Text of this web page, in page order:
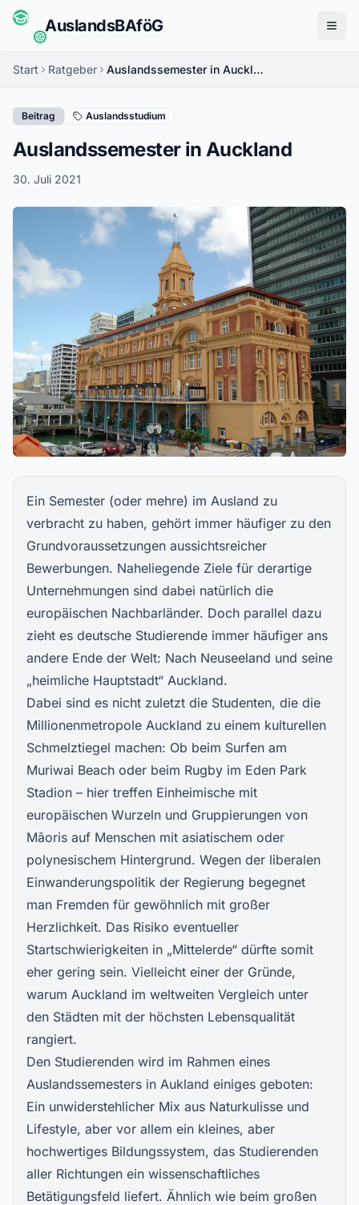
AuslandsBAföG
Start Ratgeber Auslandssemester in Auckland
Beitrag Auslandsstudium
Auslandssemester in Auckland
30. Juli 2021
Ein Semester (oder mehre) im Ausland zu
verbracht zu haben, gehört immer häufiger zu den
Grundvoraussetzungen aussichtsreicher
Bewerbungen. Naheliegende Ziele für derartige
Unternehmungen sind dabei natürlich die
europäischen Nachbarländer. Doch parallel dazu
zieht es deutsche Studierende immer häufiger ans
andere Ende der Welt: Nach Neuseeland und seine
„heimliche Hauptstadt“ Auckland.
Dabei sind es nicht zuletzt die Studenten, die die
Millionenmetropole Auckland zu einem kulturellen
Schmelztiegel machen: Ob beim Surfen am
Muriwai Beach oder beim Rugby im Eden Park
Stadion – hier treffen Einheimische mit
europäischen Wurzeln und Gruppierungen von
Māoris auf Menschen mit asiatischem oder
polynesischem Hintergrund. Wegen der liberalen
Einwanderungspolitik der Regierung begegnet
man Fremden für gewöhnlich mit großer
Herzlichkeit. Das Risiko eventueller
Startschwierigkeiten in „Mittelerde“ dürfte somit
eher gering sein. Vielleicht einer der Gründe,
warum Auckland im weltweiten Vergleich unter
den Städten mit der höchsten Lebensqualität
rangiert.
Den Studierenden wird im Rahmen eines
Auslandssemesters in Aukland einiges geboten:
Ein unwiderstehlicher Mix aus Naturkulisse und
Lifestyle, aber vor allem ein kleines, aber
hochwertiges Bildungssystem, das Studierenden
aller Richtungen ein wissenschaftliches
Betätigungsfeld liefert. Ähnlich wie beim großen